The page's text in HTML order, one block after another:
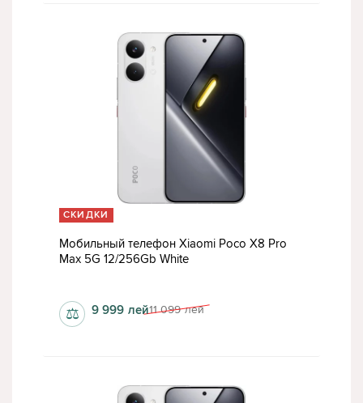
СКИДКИ
Мобильный телефон Xiaomi Poco X8 Pro
Max 5G 12/256Gb White
1280x2772 пкс 11 099 лей
9 999 лей
⚖